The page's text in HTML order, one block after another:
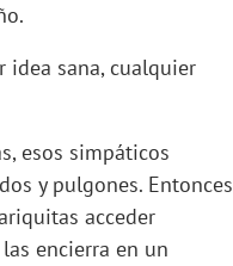
idea sana, cualquier
esos simpáticos
y pulgones. Entonces
acceder
encierra en un